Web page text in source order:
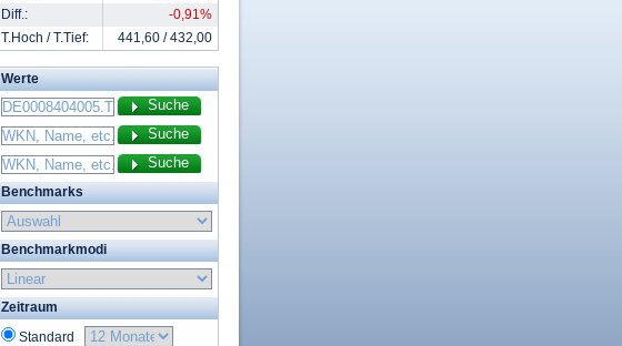
Diff.:
-0,91%
T.Hoch / T.Tief:
441,60 / 432,00
Werte
Benchmarks
Benchmarkmodi
Zeitraum
Standard